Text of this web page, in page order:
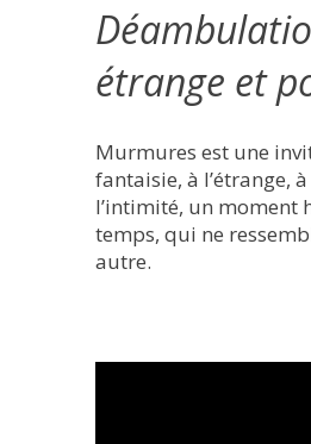
étrange et
Murmures est une
fantaisie, à l’étrange,
l’intimité, un moment
temps, qui ne
autre.